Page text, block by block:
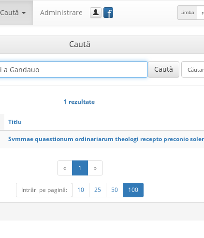
Caută Administrare f Limba
Caută
1 rezultate
Titlu
Svmmae quaestionum ordinariarum theologi recepto preconio
« 1 »
Intrări pe pagină: 10 25 50 100